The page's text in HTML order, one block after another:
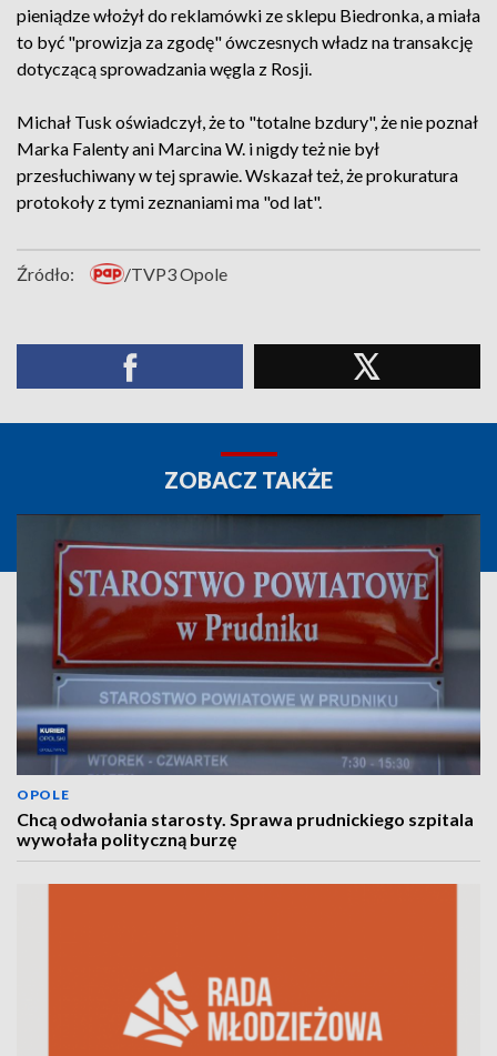
pieniądze włożył do reklamówki ze sklepu Biedronka, a miała
to być "prowizja za zgodę" ówczesnych władz na transakcję
dotyczącą sprowadzania węgla z Rosji.
Michał Tusk oświadczył, że to "totalne bzdury", że nie poznał
Marka Falenty ani Marcina W. i nigdy też nie był
przesłuchiwany w tej sprawie. Wskazał też, że prokuratura
protokoły z tymi zeznaniami ma "od lat".
Źródło: /TVP3 Opole
ZOBACZ TAKŻE
OPOLE
Chcą odwołania starosty. Sprawa prudnickiego szpitala
wywołała polityczną burzę